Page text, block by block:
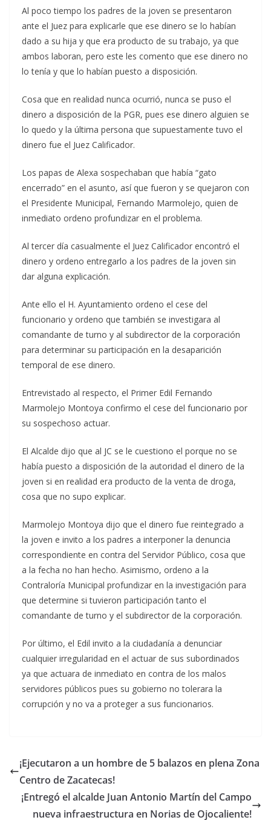
Al poco tiempo los padres de la joven se presentaron
ante el Juez para explicarle que ese dinero se lo habían
dado a su hija y que era producto de su trabajo, ya que
ambos laboran, pero este les comento que ese dinero no
lo tenía y que lo habían puesto a disposición.
Cosa que en realidad nunca ocurrió, nunca se puso el
dinero a disposición de la PGR, pues ese dinero alguien se
lo quedo y la última persona que supuestamente tuvo el
dinero fue el Juez Calificador.
Los papas de Alexa sospechaban que había “gato
encerrado” en el asunto, así que fueron y se quejaron con
el Presidente Municipal, Fernando Marmolejo, quien de
inmediato ordeno profundizar en el problema.
Al tercer día casualmente el Juez Calificador encontró el
dinero y ordeno entregarlo a los padres de la joven sin
dar alguna explicación.
Ante ello el H. Ayuntamiento ordeno el cese del
funcionario y ordeno que también se investigara al
comandante de turno y al subdirector de la corporación
para determinar su participación en la desaparición
temporal de ese dinero.
Entrevistado al respecto, el Primer Edil Fernando
Marmolejo Montoya confirmo el cese del funcionario por
su sospechoso actuar.
El Alcalde dijo que al JC se le cuestiono el porque no se
había puesto a disposición de la autoridad el dinero de la
joven si en realidad era producto de la venta de droga,
cosa que no supo explicar.
Marmolejo Montoya dijo que el dinero fue reintegrado a
la joven e invito a los padres a interponer la denuncia
correspondiente en contra del Servidor Público, cosa que
a la fecha no han hecho. Asimismo, ordeno a la
Contraloría Municipal profundizar en la investigación para
que determine si tuvieron participación tanto el
comandante de turno y el subdirector de la corporación.
Por último, el Edil invito a la ciudadanía a denunciar
cualquier irregularidad en el actuar de sus subordinados
ya que actuara de inmediato en contra de los malos
servidores públicos pues su gobierno no tolerara la
corrupción y no va a proteger a sus funcionarios.
¡Ejecutaron a un hombre de 5 balazos en plena Zona
Centro de Zacatecas!
¡Entregó el alcalde Juan Antonio Martín del Campo
nueva infraestructura en Norias de Ojocaliente!